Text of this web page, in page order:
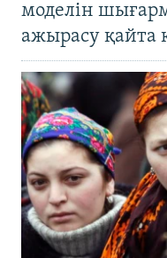
моделін
ажырасу қайта